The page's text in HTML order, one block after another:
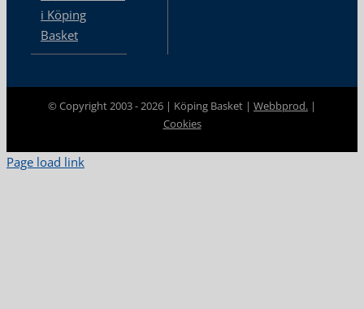
i Köping
Basket
© Copyright 2003 -2026 | Köping Basket | Webbprod. |
Cookies
Page load link